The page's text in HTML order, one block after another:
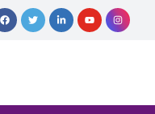
de Sant’Ana |